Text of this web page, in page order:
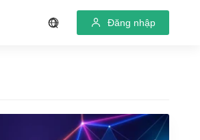
Đăng nhập